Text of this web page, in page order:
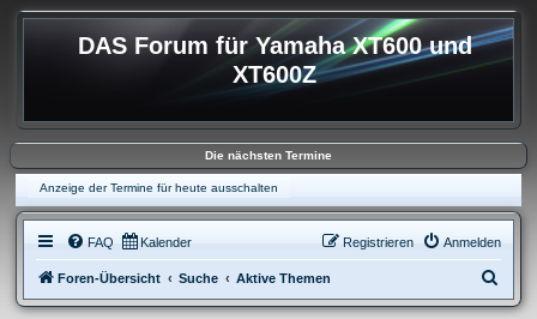
DAS Forum für Yamaha XT600 und
XT600Z
Die nächsten Termine
Anzeige der Termine für heute ausschalten
FAQ Kalender Anmelden
Registrieren
Foren-Übersicht Suche Aktive Themen
u